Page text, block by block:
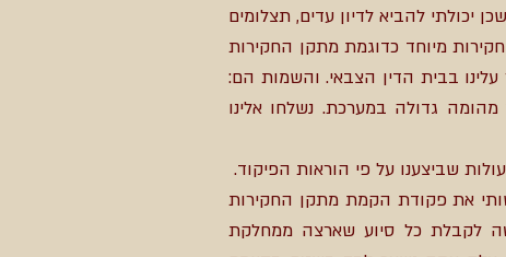
יכולתי להביא לדיון עדים, תצלומים
מיוחד כדוגמת מתקן החקירות
עלינו בבית הדין הצבאי. והשמות הם:
גדולה במערכת. נשלחו אלינו
שביצענו על פי הוראות הפיקוד.
את פקודת הקמת מתקן החקירות
לקבלת כל סיוע שארצה ממחלקת